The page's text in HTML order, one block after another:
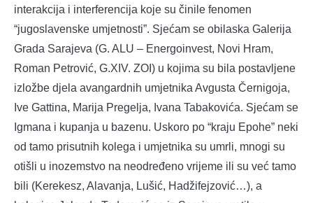
interakcija i interferencija koje su činile fenomen
“jugoslavenske umjetnosti”. Sjećam se obilaska Galerija
Grada Sarajeva (G. ALU – Energoinvest, Novi Hram,
Roman Petrović, G.XIV. ZOI) u kojima su bila postavljene
izložbe djela avangardnih umjetnika Avgusta Černigoja,
Ive Gattina, Marija Pregelja, Ivana Tabakovića. Sjećam se
Igmana i kupanja u bazenu. Uskoro po “kraju Epohe” neki
od tamo prisutnih kolega i umjetnika su umrli, mnogi su
otišli u inozemstvo na neodređeno vrijeme ili su već tamo
bili (Kerekesz, Alavanja, Lušić, Hadžifejzović…), a